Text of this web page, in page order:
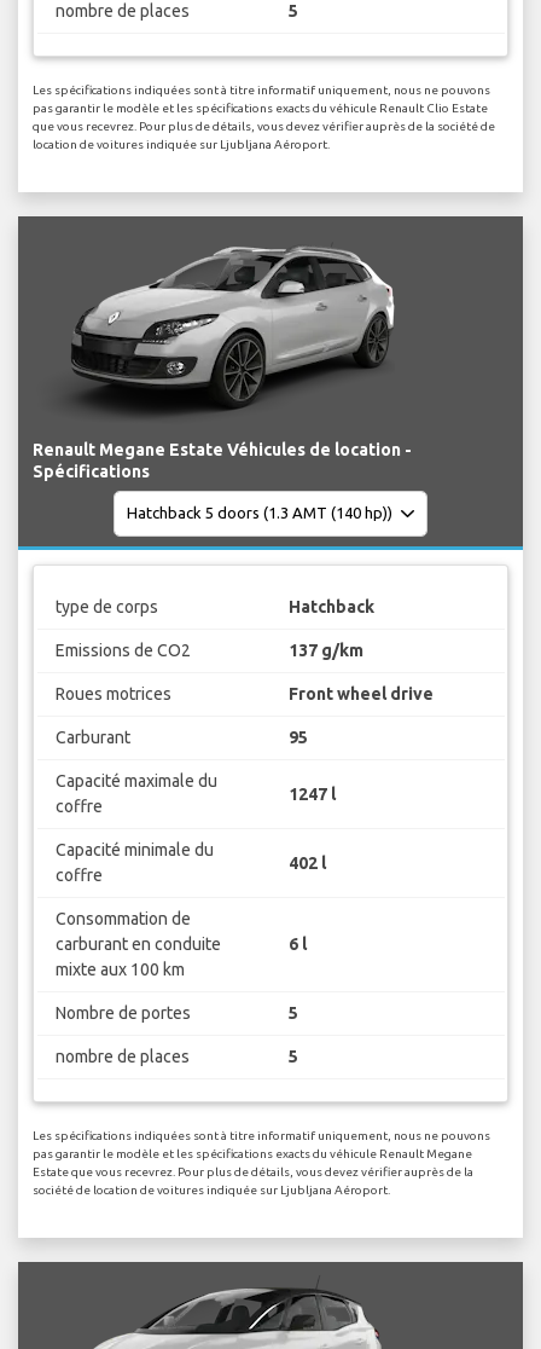
nombre de places 5
Les spécifications indiquées sont à titre informatif uniquement, nous ne pouvons
pas garantir le modèle et les spécifications exacts du véhicule Renault Clio Estate
que vous recevrez. Pour plus de détails, vous devez vérifier auprès de la société de
location de voitures indiquée sur Ljubljana Aéroport.
Renault Megane Estate Véhicules de location -
Spécifications
type de corps Hatchback
Emissions de CO2 137 g/km
Roues motrices Front wheel drive
Carburant 95
Capacité maximale du
coffre
1247 l
Capacité minimale du
coffre
402 l
Consommation de
carburant en conduite
mixte aux 100 km
6 l
Nombre de portes 5
nombre de places 5
Les spécifications indiquées sont à titre informatif uniquement, nous ne pouvons
pas garantir le modèle et les spécifications exacts du véhicule Renault Megane
Estate que vous recevrez. Pour plus de détails, vous devez vérifier auprès de la
société de location de voitures indiquée sur Ljubljana Aéroport.